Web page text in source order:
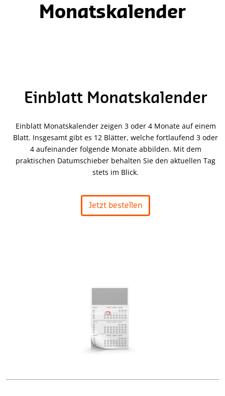
Monatskalender
Einblatt Monatskalender
Einblatt Monatskalender zeigen 3 oder 4 Monate auf einem
Blatt. Insgesamt gibt es 12 Blätter, welche fortlaufend 3 oder
4 aufeinander folgende Monate abbilden. Mit dem
praktischen Datumschieber behalten Sie den aktuellen Tag
stets im Blick.
Jetzt bestellen